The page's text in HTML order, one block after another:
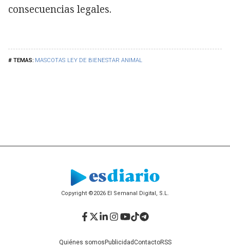
MASCOTAS LEY DE BIENESTAR ANIMAL
consecuencias legales.
Copyright ©2026 El Semanal Digital, S.L.
Quiénes somos PublicidadContactoRSS
Facebook
Twitter
LinkedIn
Instagram
YouTube
TikTok
Telegram